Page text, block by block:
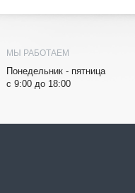
МЫ РАБОТАЕМ
Понедельник - пятница
с 9:00 до 18:00